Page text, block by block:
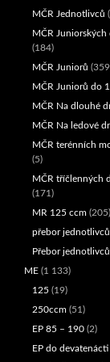
MČR Jednotlivců
MČR Juniorských
(184)
MČR Juniorů
MČR Juniorů do
MČR Na dlouhé
MČR Na ledové
MČR terénních
(5)
MČR tříčlenných
(171)
MR 125 ccm (205)
přebor jednotlivců
Přebor
ME (1 133)
125 (19)
250ccm (51)
EP 85 – 190 (2)
EP do